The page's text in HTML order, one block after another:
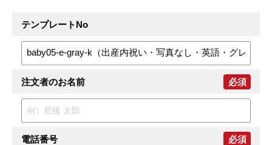
テンプレートNo
注文者のお名前 必須
電話番号 必須